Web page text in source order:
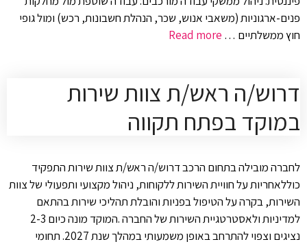
פנים-ארגוניות (משאבי אנוש, שכר, הנהלת חשבונות, רכש) ומול גופי
חוץ ממשלתיים … Read more
דרוש/ה ראש/ת צוות שירות
במוקד בפתח תקווה
לחברה מובילה בתחום הרכב דרוש/ה ראש/ת צוות שירות התפקיד
כוללאחריות על חוויית השירות ללקוחות, ניהול מקצועי ותפעולי של צוות
השירות, בקרה על הטיפול בפניות והובלת תהליכי שירות בהתאם
למדיניות ולאסטרטגיית השירות של החברה .המוקד מונה כיום 2-3
נציגים וצפוי להתרחב באופן משמעותי במהלך שנת 2027. תחומי